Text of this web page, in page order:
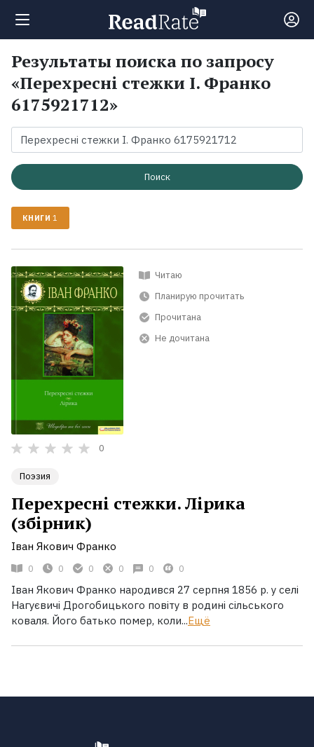
Поиск
Новости
Рейтинги
Экранизации
Коллекции
Результаты поиска по запросу
«Перехресні стежки І. Франко
6175921712»
Поиск
КНИГИ 1
Читаю
Планирую прочитать
Прочитана
Не дочитана
0
Поэзия
Перехресні стежки. Лірика
(збірник)
Iван Якович Франко
0 0 0 0 0 0
Іван Якович Франко народився 27 серпня 1856 р. у селі
Нагуєвичі Дрогобицького повіту в родині сільського
коваля. Його батько помер, коли...Ещё